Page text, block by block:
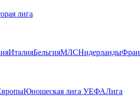
лига
ИталияБельгияМЛСНидерланды
Юношеская лига УЕФАЛига